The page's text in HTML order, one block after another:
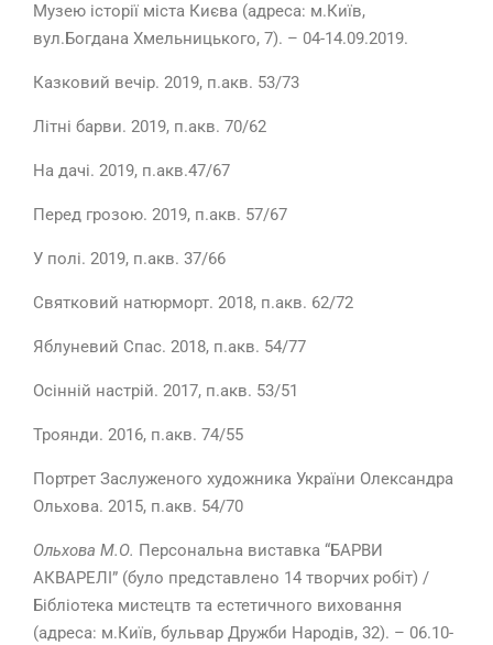
Музею історії міста Києва (адреса: м.Київ,
вул.Богдана Хмельницького, 7). – 04-14.09.2019.
Казковий вечір. 2019, п.акв. 53/73
Літні барви. 2019, п.акв. 70/62
На дачі. 2019, п.акв.47/67
Перед грозою. 2019, п.акв. 57/67
У полі. 2019, п.акв. 37/66
Святковий натюрморт. 2018, п.акв. 62/72
Яблуневий Спас. 2018, п.акв. 54/77
Осінній настрій. 2017, п.акв. 53/51
Троянди. 2016, п.акв. 74/55
Портрет Заслуженого художника України Олександра
Ольхова. 2015, п.акв. 54/70
Ольхова М.О. Персональна виставка “БАРВИ
АКВАРЕЛІ” (було представлено 14 творчих робіт) /
Бібліотека мистецтв та естетичного виховання
(адреса: м.Київ, бульвар Дружби Народів, 32). – 06.10-